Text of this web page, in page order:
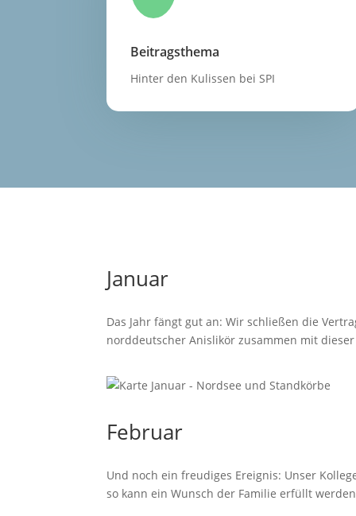
Beitragsthema
Hinter den Kulissen bei SPI
Januar
Das Jahr fängt gut an: Wir schließen die
norddeutscher Anislikör zusammen mit
Februar
Und noch ein freudiges Ereignis: Unser
so kann ein Wunsch der Familie erfüllt